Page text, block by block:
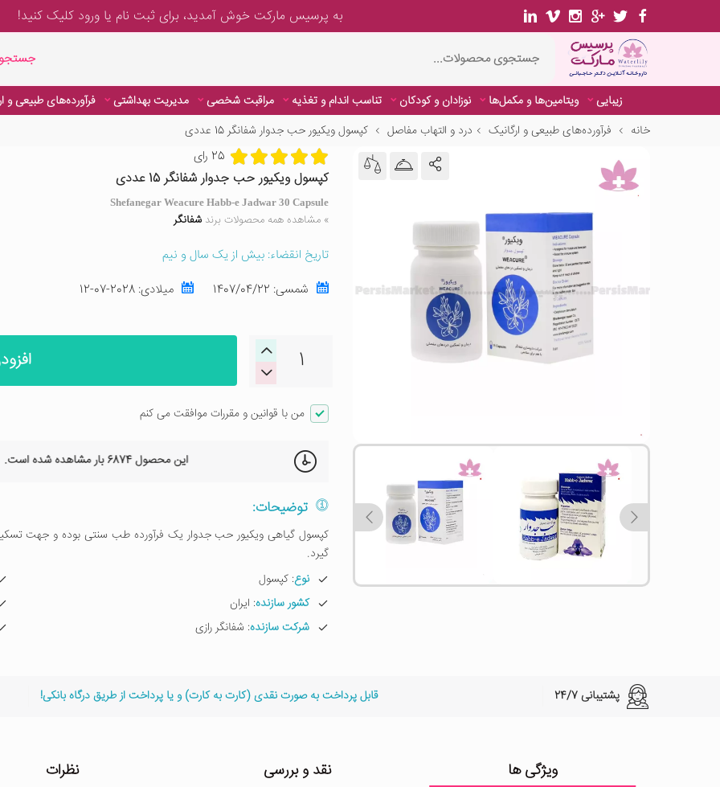
زیبایی ویتامین‌ها و مکمل‌ها نوزادان و کودکان تناسب اندام و تغذیه مراقبت شخصی مدیریت بهداشتی
به پرسیس مارکت خوش آمدید، برایثبت نام یا ورودکلیک کنید!
زیبایی ویتامین‌ها و مکمل‌ها نوزادان و کودکان تناسب اندام و تغذیه مراقبت شخصی مدیریت بهداشتی فرآورده‌های طبیعی و
خانه
فرآورده‌های طبیعی و ارگانیک درد و التهاب مفاصل کپسول ویکیور حب جدوار شفانگر 15 عددی
25 رای
کپسول ویکیور حب جدوار شفانگر 15 عددی
Shefanegar Weacure Habb-e Jadwar 30 Capsule
» مشاهده همه محصولات برند شفانگر
تاریخ انقضاء: بیش از یک سال و نیم
شمسی: 1407/04/22 میلادی: 2028-07-12
من با قوانین و مقررات موافقت می کنم
مشاهده شده است. اولین بار است که این محصول را می بینید
توضیحات:
کپسول گیاهی ویکیور حب جدوار یک فرآورده طب سنتی بوده و جهت
گیرد.
نوع: کپسول
کشور سازنده: ایران
شرکت سازنده: شفانگر رازی
پشتیبانی 24/7 قابل پرداخت به صورت نقدی (کارت به کارت) و یا پرداخت از طریق درگاه بانکی!
ویژگی ها نقد و بررسی نظرات